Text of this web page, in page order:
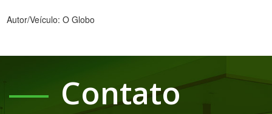
Autor/Veículo: O Globo
Contato